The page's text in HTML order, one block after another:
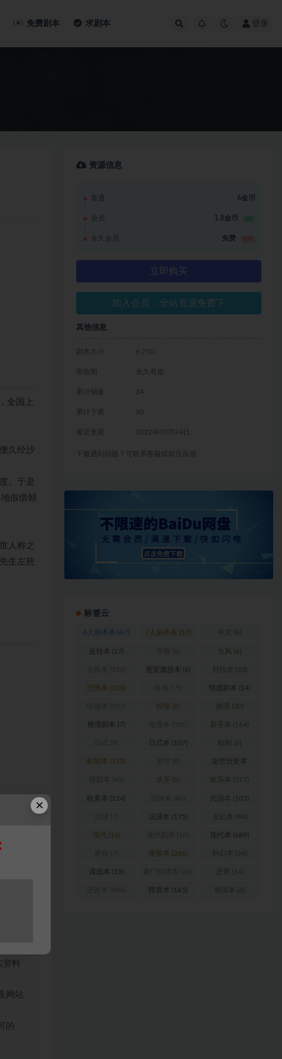
免费剧本 求剧本 登录
全国上
久经沙
。于是
假借朝
人称之
生左慈
之中，
浏
料
网站
的
资源信息
普通 6金币
会员 1.8金币 3折
永久会员 免费
立即购买
加入会员，全站资源免费下
其他信息
剧本大小 6.75G
有效期 永久有效
累计销量 24
累计下载 30
最近更新 2022年09月24日
下载遇到问题？可联系客服或留言反馈
标签云
6人剧本杀 (67) 7人剧本杀 (17) 中式 (6)
反转本 (17) 古风 (6)
密室逃脱本 (6) 对抗本 (33)
恐怖本 (221) 情感剧本 (14)
惊悚 (8) 推理 (30)
推理剧本 (7) 新手本 (164)
日式本 (107) 机制 (6)
机制本 (313) 架空历史本
(102)
欢乐 (8) 欢乐本 (317)
欧美本 (124) 民国本 (103)
沉浸本 (175) 玄幻本 (44)
现代 (16) 现代本 (689)
硬核本 (286) 科幻本 (34)
谍战本 (15) 还原 (14)
阵营本 (165) 韩国本 (6)
×